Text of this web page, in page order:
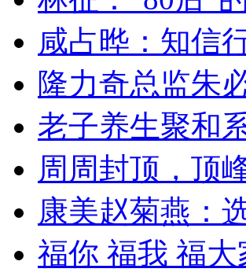
咸占晔：知信
隆力奇总监朱
老子养生聚和
周周封顶，顶
康美赵菊燕：
福你 福我 福大